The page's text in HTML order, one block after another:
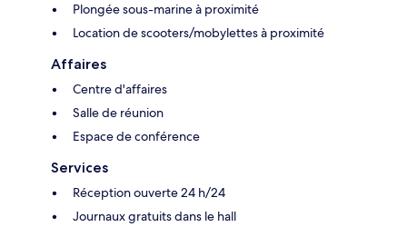
Plongée sous-marine à proximité
Location de scooters/mobylettes à proximité
Affaires
Centre d'affaires
Salle de réunion
Espace de conférence
Services
Réception ouverte 24 h/24
Journaux gratuits dans le hall